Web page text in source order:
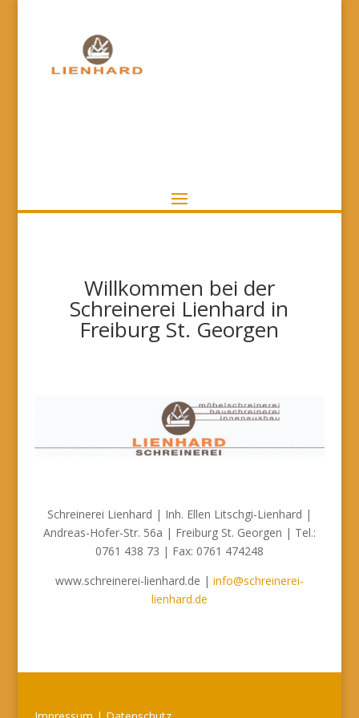
Willkommen bei der
Schreinerei Lienhard in
Freiburg St. Georgen
Schreinerei Lienhard | Inh. Ellen Litschgi-Lienhard |
Andreas-Hofer-Str. 56a | Freiburg St. Georgen | Tel.:
0761 438 73 | Fax: 0761 474248
www.schreinerei-lienhard.de | info@schreinerei-
lienhard.de